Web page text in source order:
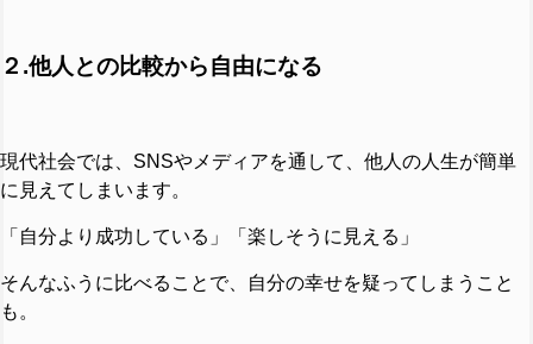
２.他人との比較から自由になる
現代社会では、SNSやメディアを通して、他人の人生が簡単
に見えてしまいます。
「自分より成功している」「楽しそうに見える」
そんなふうに比べることで、自分の幸せを疑ってしまうこと
も。